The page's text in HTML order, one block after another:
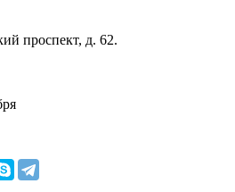
проспект, д. 62.